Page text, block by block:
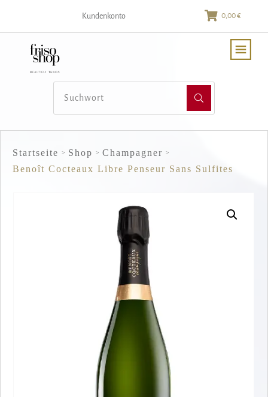
Kundenkonto 0,00 €
Startseite > Shop > Champagner >
Benoît Cocteaux Libre Penseur Sans Sulfites